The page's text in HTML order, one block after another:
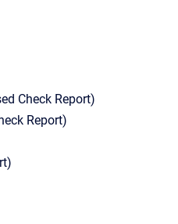
Check Report)
Report)